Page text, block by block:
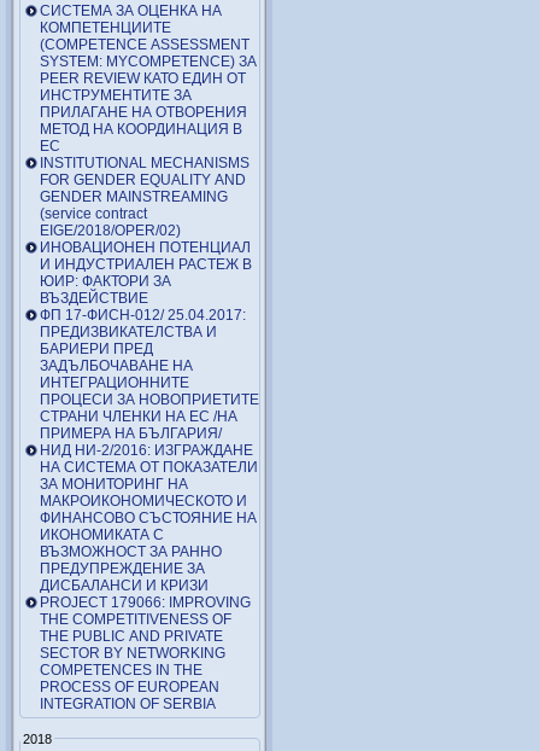
СИСТЕМА ЗА ОЦЕНКА НА
КОМПЕТЕНЦИИТЕ
(COMPETENCE ASSESSMENT
SYSTEM: MYCOMPETENCE) ЗА
PEER REVIEW КАТО ЕДИН ОТ
ИНСТРУМЕНТИТЕ ЗА
ПРИЛАГАНЕ НА ОТВОРЕНИЯ
МЕТОД НА КООРДИНАЦИЯ В
ЕС
INSTITUTIONAL MECHANISMS
FOR GENDER EQUALITY AND
GENDER MAINSTREAMING
(service contract
EIGE/2018/OPER/02)
ИНОВАЦИОНЕН ПОТЕНЦИАЛ
И ИНДУСТРИАЛЕН РАСТЕЖ В
ЮИР: ФАКТОРИ ЗА
ВЪЗДЕЙСТВИЕ
ФП 17-ФИСН-012/ 25.04.2017:
ПРЕДИЗВИКАТЕЛСТВА И
БАРИЕРИ ПРЕД
ЗАДЪЛБОЧАВАНЕ НА
ИНТЕГРАЦИОННИТЕ
ПРОЦЕСИ ЗА НОВОПРИЕТИТЕ
СТРАНИ ЧЛЕНКИ НА ЕС /НА
ПРИМЕРА НА БЪЛГАРИЯ/
НИД НИ-2/2016: ИЗГРАЖДАНЕ
НА СИСТЕМА ОТ ПОКАЗАТЕЛИ
ЗА МОНИТОРИНГ НА
МАКРОИКОНОМИЧЕСКОТО И
ФИНАНСОВО СЪСТОЯНИЕ НА
ИКОНОМИКАТА С
ВЪЗМОЖНОСТ ЗА РАННО
ПРЕДУПРЕЖДЕНИЕ ЗА
ДИСБАЛАНСИ И КРИЗИ
PROJECT 179066: IMPROVING
THE COMPETITIVENESS OF
THE PUBLIC AND PRIVATE
SECTOR BY NETWORKING
COMPETENCES IN THE
PROCESS OF EUROPEAN
INTEGRATION OF SERBIA
2018